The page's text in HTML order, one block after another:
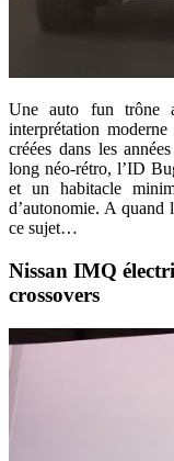
Une auto fun trône
interprétation
créées dans les
long néo-rétro, l’ID
et un habitacle
d’autonomie. A
ce sujet…
Nissan IMQ
crossovers